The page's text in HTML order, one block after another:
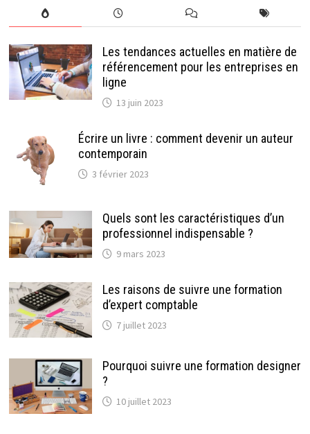
Les tendances actuelles en matière de
référencement pour les entreprises en
ligne
13 juin 2023
Écrire un livre : comment devenir un auteur
contemporain
3 février 2023
Quels sont les caractéristiques d’un
professionnel indispensable ?
9 mars 2023
Les raisons de suivre une formation
d’expert comptable
7 juillet 2023
Pourquoi suivre une formation designer
?
10 juillet 2023